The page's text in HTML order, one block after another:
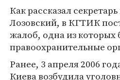
Как рассказал
Лозовский, в КГТИК
жалоб, одна из которых
правоохранительные
Ранее, 3 апреля 2006
Киева возбудила